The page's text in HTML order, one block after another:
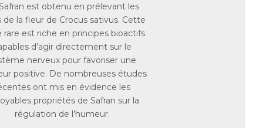
l’utérus, ce qui entraîne la douleur.
: ballonnements, troubles du transit,
débutant quelques jours
SPM et de règles douloureuses, ces
femme à l'autre.
prémenstruel, ou SPM. Le SPM
plusieurs jours avant les
est obtenu en prélevant les
de la fleur de Crocus sativus. Cette
rare est riche en principes bioactifs
d’agir directement sur le
nerveux pour favoriser une
positive. De nombreuses études
ont mis en évidence les
propriétés de Safran sur la
régulation de l’humeur.